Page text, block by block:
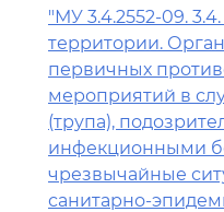
"МУ 3.4.2552-09.
территории.
первичных
мероприятий в
(трупа),
инфекционными
чрезвычайные
санитарно-